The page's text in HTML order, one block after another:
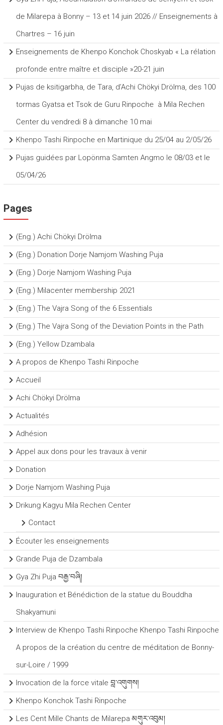
de Milarepa à Bonny – 13 et 14 juin 2026 // Enseignements à
Chartres – 16 juin
Enseignements de Khenpo Konchok Choskyab « La rélation
profonde entre maître et disciple »20-21 juin
Pujas de ksitigarbha, de Tara, d’Achi Chökyi Drölma, des 100
tormas Gyatsa et Tsok de Guru Rinpoche à Mila Rechen
Center du vendredi 8 à dimanche 10 mai
Khenpo Tashi Rinpoche en Martinique du 25/04 au 2/05/26
Pujas guidées par Lopönma Samten Angmo le 08/03 et le
05/04/26
Pages
(Eng.) Achi Chökyi Drölma
(Eng.) Donation Dorje Namjom Washing Puja
(Eng.) Dorje Namjom Washing Puja
(Eng.) Milacenter membership 2021
(Eng.) The Vajra Song of the 6 Essentials
(Eng.) The Vajra Song of the Deviation Points in the Path
(Eng.) Yellow Dzambala
A propos de Khenpo Tashi Rinpoche
Accueil
Achi Chökyi Drölma
Actualités
Adhésion
Appel aux dons pour les travaux à venir
Donation
Dorje Namjom Washing Puja
Drikung Kagyu Mila Rechen Center
Contact
Écouter les enseignements
Grande Puja de Dzambala
Gya Zhi Puja བརྒྱ་བཞི།
Inauguration et Bénédiction de la statue du Bouddha
Shakyamuni
Interview de Khenpo Tashi Rinpoche Khenpo Tashi Rinpoche
A propos de la création du centre de méditation de Bonny-
sur-Loire / 1999
Invocation de la force vitale བླ་འགུགས།
Khenpo Konchok Tashi Rinpoche
Les Cent Mille Chants de Milarepa མགུར་འབུམ།